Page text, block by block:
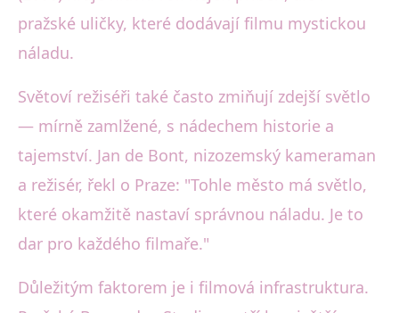
pražské uličky, které dodávají filmu mystickou
náladu.
Světoví režiséři také často zmiňují zdejší světlo
— mírně zamlžené, s nádechem historie a
tajemství. Jan de Bont, nizozemský kameraman
a režisér, řekl o Praze: "Tohle město má světlo,
které okamžitě nastaví správnou náladu. Je to
dar pro každého filmaře."
Důležitým faktorem je i filmová infrastruktura.